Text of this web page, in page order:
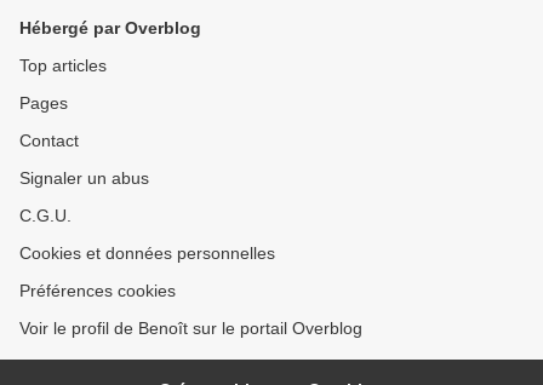
Hébergé par Overblog
Top articles
Pages
Contact
Signaler un abus
C.G.U.
Cookies et données personnelles
Préférences cookies
Voir le profil de Benoît sur le portail Overblog